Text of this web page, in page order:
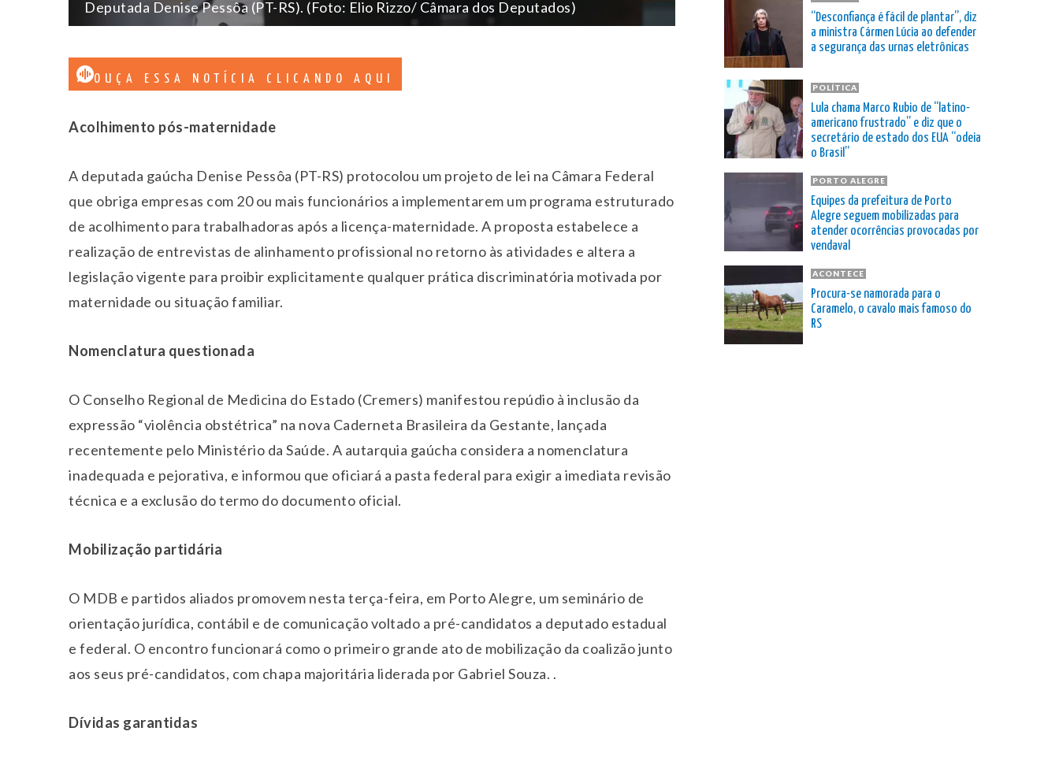
Deputada Denise Pessôa (PT-RS). (Foto: Elio Rizzo/ Câmara dos Deputados)
OUÇA ESSA NOTÍCIA CLICANDO AQUI
Acolhimento pós-maternidade
A deputada gaúcha Denise Pessôa (PT-RS) protocolou um projeto de lei na Câmara Federal
que obriga empresas com 20 ou mais funcionários a implementarem um programa estruturado
de acolhimento para trabalhadoras após a licença-maternidade. A proposta estabelece a
realização de entrevistas de alinhamento profissional no retorno às atividades e altera a
legislação vigente para proibir explicitamente qualquer prática discriminatória motivada por
maternidade ou situação familiar.
Nomenclatura questionada
O Conselho Regional de Medicina do Estado (Cremers) manifestou repúdio à inclusão da
expressão “violência obstétrica” na nova Caderneta Brasileira da Gestante, lançada
recentemente pelo Ministério da Saúde. A autarquia gaúcha considera a nomenclatura
inadequada e pejorativa, e informou que oficiará a pasta federal para exigir a imediata revisão
técnica e a exclusão do termo do documento oficial.
Mobilização partidária
O MDB e partidos aliados promovem nesta terça-feira, em Porto Alegre, um seminário de
orientação jurídica, contábil e de comunicação voltado a pré-candidatos a deputado estadual
e federal. O encontro funcionará como o primeiro grande ato de mobilização da coalizão junto
aos seus pré-candidatos, com chapa majoritária liderada por Gabriel Souza. .
Dívidas garantidas
“Desconfiança é fácil de plantar”, diz
a ministra Cármen Lúcia ao defender
a segurança das urnas eletrônicas
POLÍTICA
Lula chama Marco Rubio de “latino-
americano frustrado” e diz que o
secretário de estado dos EUA “odeia
o Brasil”
PORTO ALEGRE
Equipes da prefeitura de Porto
Alegre seguem mobilizadas para
atender ocorrências provocadas por
vendaval
ACONTECE
Procura-se namorada para o
Caramelo, o cavalo mais famoso do
RS